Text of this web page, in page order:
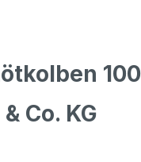
Co. KG